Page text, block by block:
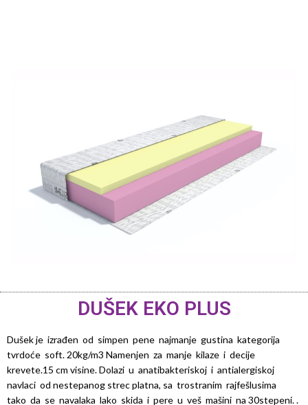
DUŠEK EKO PLUS
Dušek je izrađen od simpen pene najmanje gustina kategorija
tvrdoće soft. 20kg/m3 Namenjen za manje kilaze i decije
krevete.15 cm visine. Dolazi u anatibakteriskoj i antialergiskoj
navlaci od nestepanog strec platna, sa trostranim rajfešlusima
tako da se navalaka lako skida i pere u veš mašini na 30stepeni. .